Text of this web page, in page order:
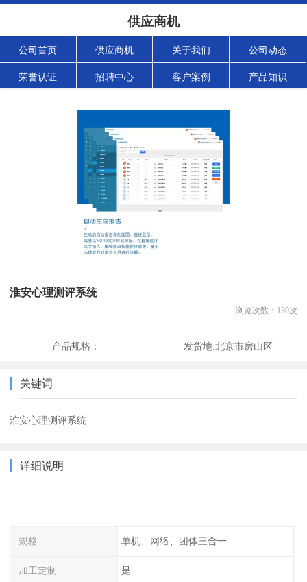
供应商机
公司首页 供应商机 关于我们 公司动态
荣誉认证 招聘中心 客户案例 产品知识
淮安心理测评系统
浏览次数： 130次
产品规格： 发货地:北京市房山区
关键词
淮安心理测评系统
详细说明
规格 单机、网络、团体三合一
加工定制 是